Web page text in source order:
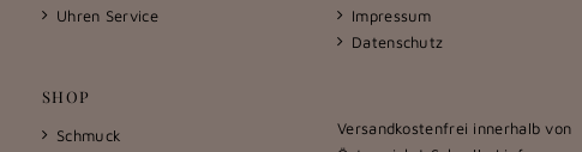
Uhren Service
SHOP
Schmuck
Impressum
Datenschutz
Versandkostenfrei innerhalb von